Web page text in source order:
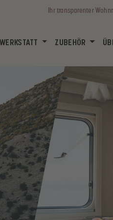
Ihr transparenter
WERKSTATT ZUBEHÖR